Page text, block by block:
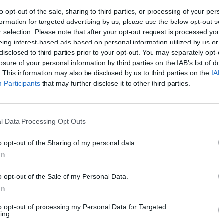
opt-out of the sale, sharing to third parties, or processing of your
for targeted advertising by us, please use the below opt-out
selection. Please note that after your opt-out request is processed
interest-based ads based on personal information utilized by us
to third parties prior to your opt-out. You may separately
of your personal information by third parties on the IAB’s list of
This information may also be disclosed by us to third parties on the
Participants that may further disclose it to other third parties.
Data Processing Opt Outs
opt-out of the Sharing of my personal data.
opt-out of the Sale of my Personal Data.
opt-out of processing my Personal Data for Targeted
Individuelle, Double avec lits séparés, Double avec grand lit, Triple,
Double à grand lit avec vue Montagne, Triple avec vue Montagne,
dans le prix
de petite taille acceptés Billetterie aérienne
communs
Coffre-fort
bagages
Informations touristiques
et Bar
chaussée propose des boissons chaudes, des cocktails, mais aussi des
avec goût se trouve au premier étage. Doté d'une atmosphère tranquille,